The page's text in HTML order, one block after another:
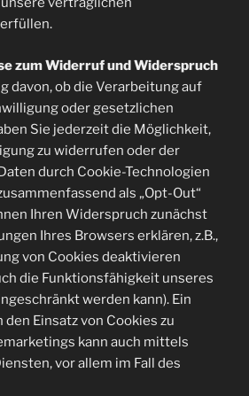
zum Widerruf und Widerspruch
davon, ob die Verarbeitung auf
oder gesetzlichen
Sie jederzeit die Möglichkeit,
zu widerrufen oder der
durch Cookie-Technologien
als „Opt-Out“
Ihren Widerspruch zunächst
Ihres Browsers erklären, z.B.,
von Cookies deaktivieren
die Funktionsfähigkeit unseres
werden kann). Ein
Einsatz von Cookies zu
kann auch mittels
vor allem im Fall des